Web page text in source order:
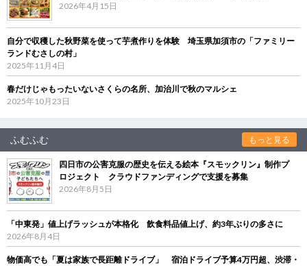
2026年4月15日
自分で収穫した秋野菜を使って芋煮作りを体験 埼玉県加須市の「ファミリー
ランドむさしの村」
2025年11月4日
春だけじゃもったいないさくらの名所、加治川で秋のマルシェ
2025年10月23日
ふむふむ もっと見る
四日市の公害克服の歴史を伝える絵本『スモックリン』制作プ
ロジェクト クラウドファンディングで支援を募集
2026年8月5日
「中東発」値上げラッシュが本格化 飲食料品値上げ、約3年ぶりの多さに
2026年8月4日
物価高でも「夏は家族で長距離ドライブ」 宿泊ドライブ予算4万円超、渋滞・